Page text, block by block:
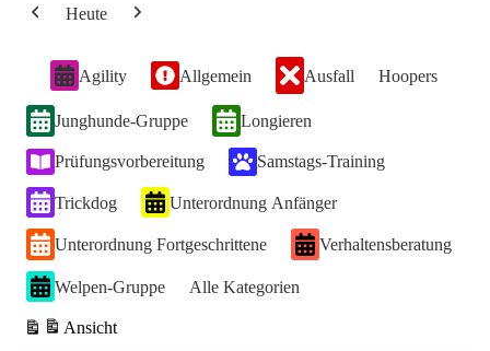
Zurück
Heute
Veranstaltungskategorien
Kategorie
ohne
Agility Allgemein Ausfall Hoopers
Junghunde-Gruppe Longieren
Prüfungsvorbereitung Samstags-Training
Trickdog Unterordnung Anfänger
Unterordnung Fortgeschrittene Verhaltensberatung
Welpen-Gruppe Alle Kategorien
Ansicht
ausdrucken